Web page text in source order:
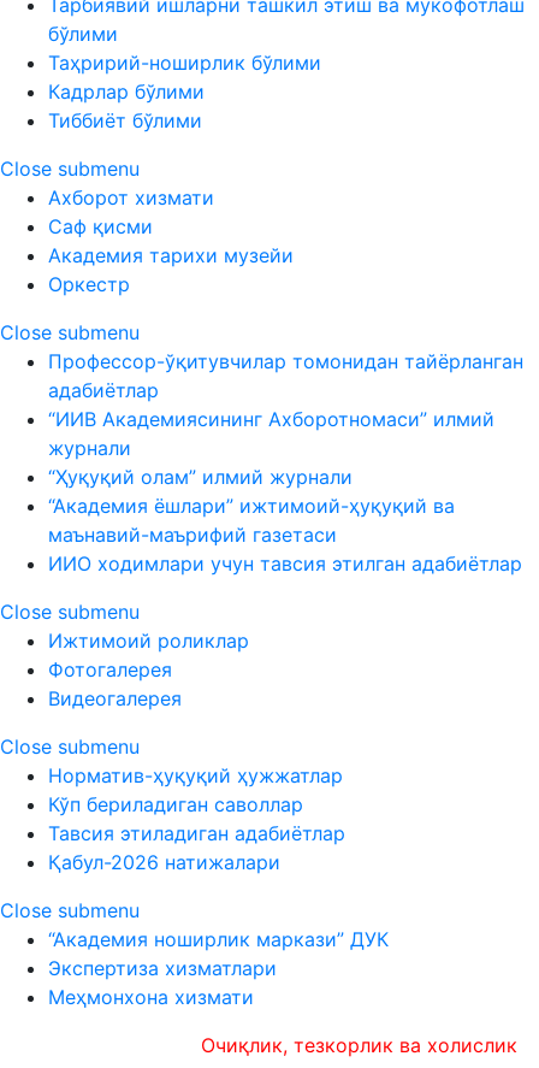
Тарбиявий ишларни ташкил этиш ва мукофотлаш
бўлими
Таҳририй-ноширлик бўлими
Кадрлар бўлими
Тиббиёт бўлими
Close submenu
Ахборот хизмати
Саф қисми
Академия тарихи музейи
Оркестр
Close submenu
Профессор-ўқитувчилар томонидан тайёрланган
адабиётлар
“ИИВ Академиясининг Ахборотномаси” илмий
журнали
“Ҳуқуқий олам” илмий журнали
“Академия ёшлари” ижтимоий-ҳуқуқий ва
маънавий-маърифий газетаси
ИИО ходимлари учун тавсия этилган адабиётлар
Close submenu
Ижтимоий роликлар
Фотогалерея
Видеогалерея
Close submenu
Норматив-ҳуқуқий ҳужжатлар
Кўп бериладиган саволлар
Тавсия этиладиган адабиётлар
Қабул-2026 натижалари
Close submenu
“Академия ноширлик маркази” ДУК
Экспертиза хизматлари
Меҳмонхона хизмати
Очиқлик, тезкорлик ва холислик